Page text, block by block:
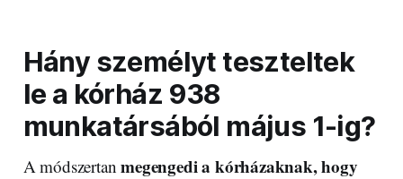
Hány személyt teszteltek
le a kórház 938
munkatársából május 1-ig?
A módszertanmegengedi a kórházaknak, hogy